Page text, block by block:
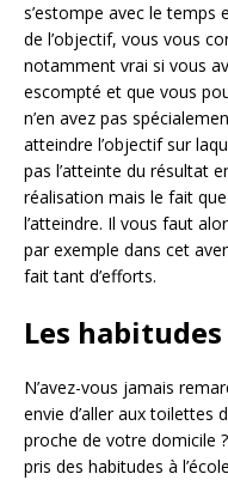
s’estompe avec le temps
de l’objectif, vous vous
notamment vrai si vous
escompté et que vous
n’en avez pas
atteindre l’objectif sur
pas l’atteinte du résultat
réalisation mais le fait
l’atteindre. Il vous faut
par exemple dans cet
fait tant d’efforts.
Les
N’avez-vous jamais
envie d’aller aux toilettes
proche de votre domicile
pris des habitudes à